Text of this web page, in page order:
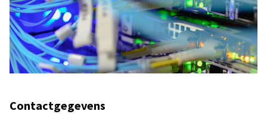
Contactgegevens